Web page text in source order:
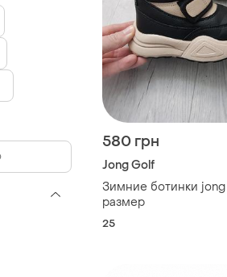
580 грн
Jong Golf
Зимние ботинки
размер
25